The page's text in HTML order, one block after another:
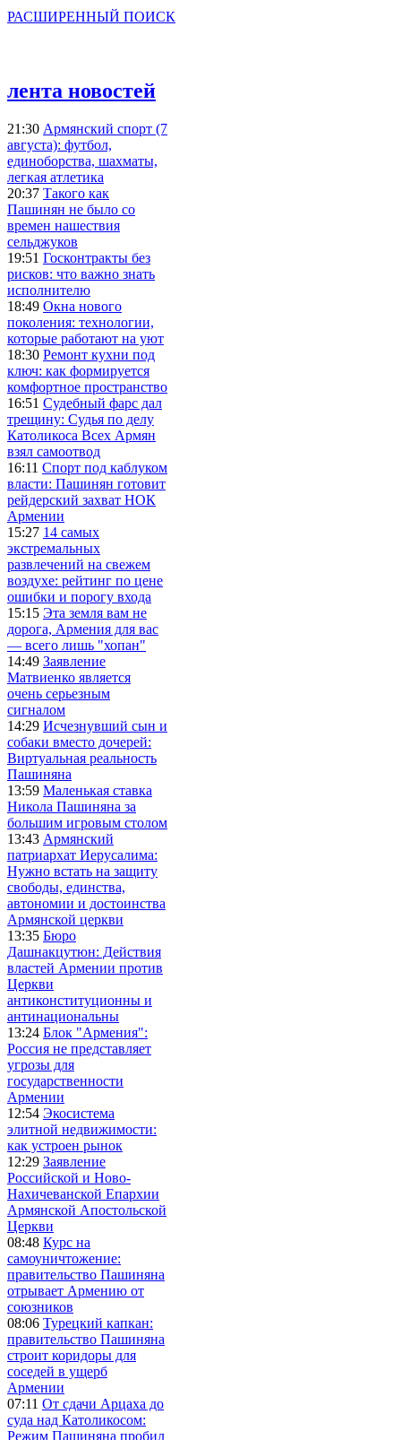
РАСШИРЕННЫЙ ПОИСК
лента новостей
21:30 Армянский спорт (7
августа): футбол,
единоборства, шахматы,
легкая атлетика
20:37 Такого как
Пашинян не было со
времен нашествия
сельджуков
19:51 Госконтракты без
рисков: что важно знать
исполнителю
18:49 Окна нового
поколения: технологии,
которые работают на уют
18:30 Ремонт кухни под
ключ: как формируется
комфортное пространство
16:51 Судебный фарс дал
трещину: Судья по делу
Католикоса Всех Армян
взял самоотвод
16:11 Спорт под каблуком
власти: Пашинян готовит
рейдерский захват НОК
Армении
15:27 14 самых
экстремальных
развлечений на свежем
воздухе: рейтинг по цене
ошибки и порогу входа
15:15 Эта земля вам не
дорога, Армения для вас
— всего лишь "хопан"
14:49 Заявление
Матвиенко является
очень серьезным
сигналом
14:29 Исчезнувший сын и
собаки вместо дочерей:
Виртуальная реальность
Пашиняна
13:59 Маленькая ставка
Никола Пашиняна за
большим игровым столом
13:43 Армянский
патриархат Иерусалима:
Нужно встать на защиту
свободы, единства,
автономии и достоинства
Армянской церкви
13:35 Бюро
Дашнакцутюн: Действия
властей Армении против
Церкви
антиконституционны и
антинациональны
13:24 Блок "Армения":
Россия не представляет
угрозы для
государственности
Армении
12:54 Экосистема
элитной недвижимости:
как устроен рынок
12:29 Заявление
Российской и Ново-
Нахичеванской Епархии
Армянской Апостольской
Церкви
08:48 Курс на
самоуничтожение:
правительство Пашиняна
отрывает Армению от
союзников
08:06 Турецкий капкан:
правительство Пашиняна
строит коридоры для
соседей в ущерб
Армении
07:11 От сдачи Арцаха до
суда над Католикосом:
Режим Пашиняна пробил